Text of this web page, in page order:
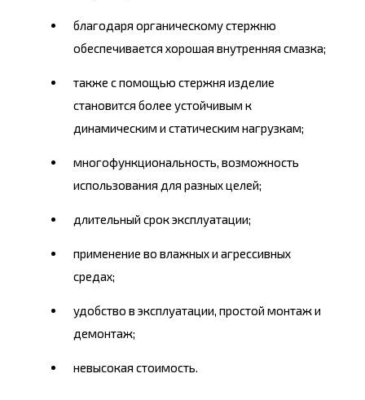
благодаря органическому стержню
обеспечивается хорошая внутренняя смазка;
также с помощью стержня изделие
становится более устойчивым к
динамическим и статическим нагрузкам;
многофункциональность, возможность
использования для разных целей;
длительный срок эксплуатации;
применение во влажных и агрессивных
средах;
удобство в эксплуатации, простой монтаж и
демонтаж;
невысокая стоимость.